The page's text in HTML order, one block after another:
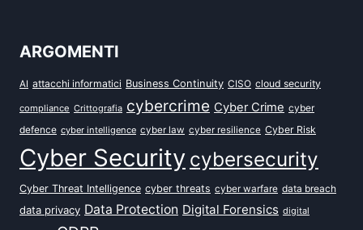
ARGOMENTI
AI attacchi informatici Business Continuity CISO cloud security
compliance Crittografia cybercrime Cyber Crime cyber
defence cyber intelligence cyber law cyber resilience Cyber Risk
Cyber Security cybersecurity
Cyber Threat Intelligence cyber threats cyber warfare data breach
data privacy Data Protection Digital Forensics digital